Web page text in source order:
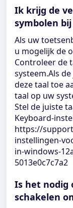
Ik krijg de
symbolen
Als uw
u mogelijk de
Controleer de
systeem.Als
deze taal toe
taal op uw
Stel de juiste
Keyboard-
https://
instellingen-
in-windows-
5013e0c7c7a2
Is het nodig
schakelen